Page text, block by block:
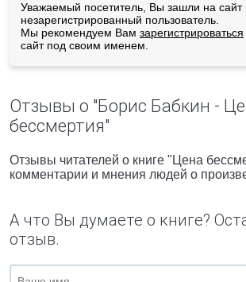
Уважаемый посетитель, Вы зашли на сайт
незарегистрированный пользователь.
Мы рекомендуем Вам зарегистрироваться
сайт под своим именем.
Отзывы о "Борис Бабкин -
бессмертия"
Отзывы читателей о книге "Цена
комментарии и мнения людей о
А что Вы думаете о книге?
отзыв.